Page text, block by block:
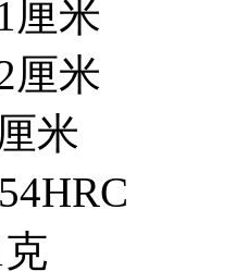
厘米
厘米
米